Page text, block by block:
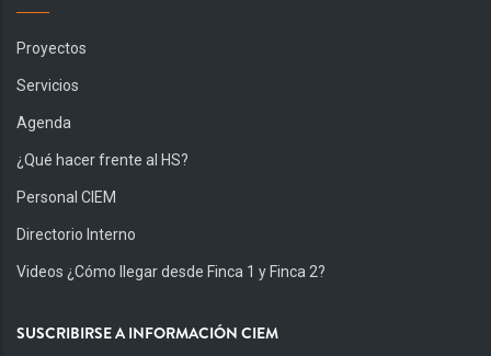
Proyectos
Servicios
Agenda
¿Qué hacer frente al HS?
Personal CIEM
Directorio Interno
Videos ¿Cómo llegar desde Finca 1 y Finca 2?
SUSCRIBIRSE A INFORMACIÓN CIEM